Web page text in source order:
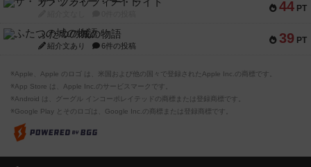
44 PT
39 PT
ふたつの城の物語
紹介文あり 6件の投稿
※Apple、Apple のロゴ は、米国および他の国々で登録されたApple Inc.の商標です。
※App Store は、Apple Inc.のサービスマークです。
※Android は、グーグル インコーポレイテッドの商標または登録商標です。
※Google Play とそのロゴは、Google Inc.の商標または登録商標です。